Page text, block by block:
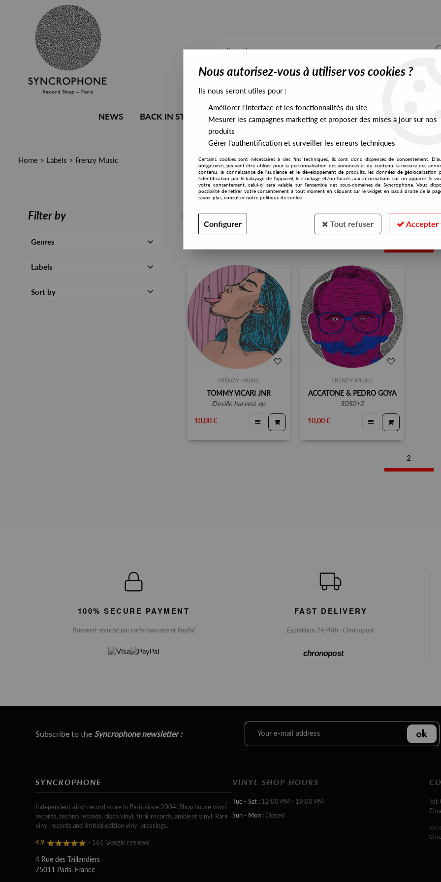
NEWS BACK IN STOCK ALL STOCK EXCLUSIVES PRESALES EXCLUSIVES
Home > Labels > Frenzy Music
Filter by
Genres
Labels
Sort by
PRESALES EXCLUSIVES
FRENZY MUSIC
TOMMY VICARI JNR
deville harvest ep
10,00 €
FRENZY MUSIC
ACCATONE & PEDRO GOYA
5050+2
10,00 €
2
100% SECURE PAYMENT
Paiement sécurisé par carte bancaire et PayPal
FAST DELIVERY
Expédition 24/48h : Chronopost
chronopost
Subscribe to the Syncrophone newsletter :
SYNCROPHONE
Independent vinyl record store in Paris since 2004. Shop house vinyl
records, techno records, disco vinyl, funk records, ambient vinyl. Rare
vinyl records and limited edition vinyl pressings.
4.9 - 161 Google reviews
4 Rue des Taillandiers
75011 Paris, France
VINYL SHOP HOURS
Tue - Sat : 12:00 PM - 19:00 PM
Sun - Mon : Closed
Nous autorisez-vous à utiliser vos cookies ?
Ils nous seront utiles pour :
Améliorer l'interface et les fonctionnalités du site
Mesurer les campagnes marketing et proposer des mises à jour sur nos
produits
Gérer l'authentification et surveiller les erreurs techniques
Certains cookies sont nécessaires à des fins techniques, ils sont donc dispensés de consentement.
obligatoires, peuvent être utilisés pour la personnalisation des annonces et du contenu, la mesure des
contenu, la connaissance de l'audience et le développement de produits, les données de géolocalisation
l'identification par le balayage de l'appareil, le stockage et/ou l'accès aux informations sur un appareil. Si
votre consentement, celui-ci sera valable sur l’ensemble des sous-domaines de Syncrophone. Vous
possibilité de retirer votre consentement à tout moment en cliquant sur le widget en bas à droite de la
savoir plus, consulter notre politique de cookie.
Configurer Tout refuser Accepter